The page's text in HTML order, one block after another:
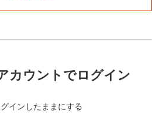
カウントでログイン
インしたままにする